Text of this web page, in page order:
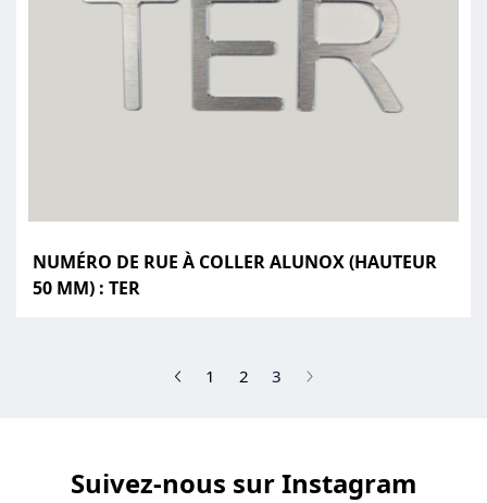
NUMÉRO DE RUE À COLLER ALUNOX (HAUTEUR
50 MM) : TER
1 2 3 (current)
Suivez-nous sur Instagram